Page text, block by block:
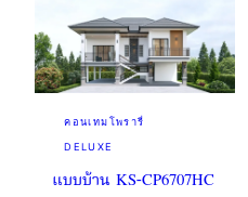
คอนเทมโพรารี่
DELUXE
แบบบ้าน KS-CP6707HC